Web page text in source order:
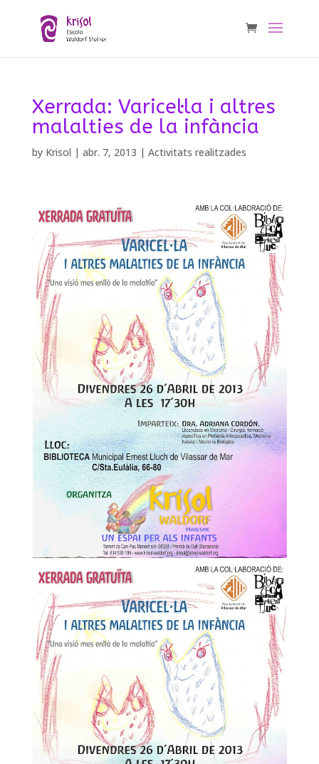
Xerrada: Varicel·la i altres
malalties de la infància
by Krisol | abr. 7, 2013 | Activitats realitzades